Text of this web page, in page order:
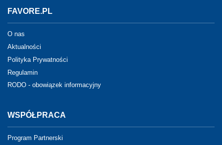
FAVORE.PL
O nas
Aktualności
Polityka Prywatności
Regulamin
RODO - obowiązek informacyjny
WSPÓŁPRACA
Program Partnerski